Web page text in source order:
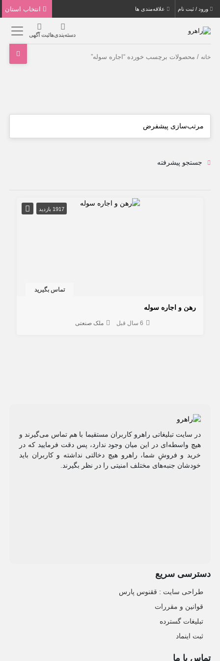
ورود / ثبت نام علاقه‌مندی ها
دسته‌بندی‌هاثبت آگهی
خانه / محصولات برچسب خورده “اجاره سوله”
جستجو پیشرفته
1917 بازدید
تماس بگیرید
رهن و اجاره سوله
6 سال قبل ملک صنعتی
در سایت تبلیغاتی راهرو کاربران مستقیما با هم تماس می‌گیرند و
هیچ واسطه‌ای در این میان وجود ندارد، پس دقت فرمایید که در
خرید و فروشِ شما، راهرو هیچ دخالتی نداشته و کاربران باید
خودشان جنبه‌های مختلف امنیتی را در نظر بگیرند.
دسترسی سریع
طراحی سایت :‌ ققنوس پارس
قوانین و مقررات
تبلیغات گسترده
ثبت اینماد
تماس با ما